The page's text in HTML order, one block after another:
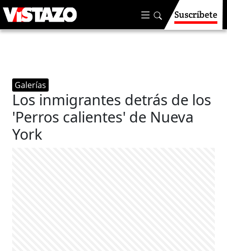
Suscríbete
Galerías
Los inmigrantes detrás de los
'Perros calientes' de Nueva
York